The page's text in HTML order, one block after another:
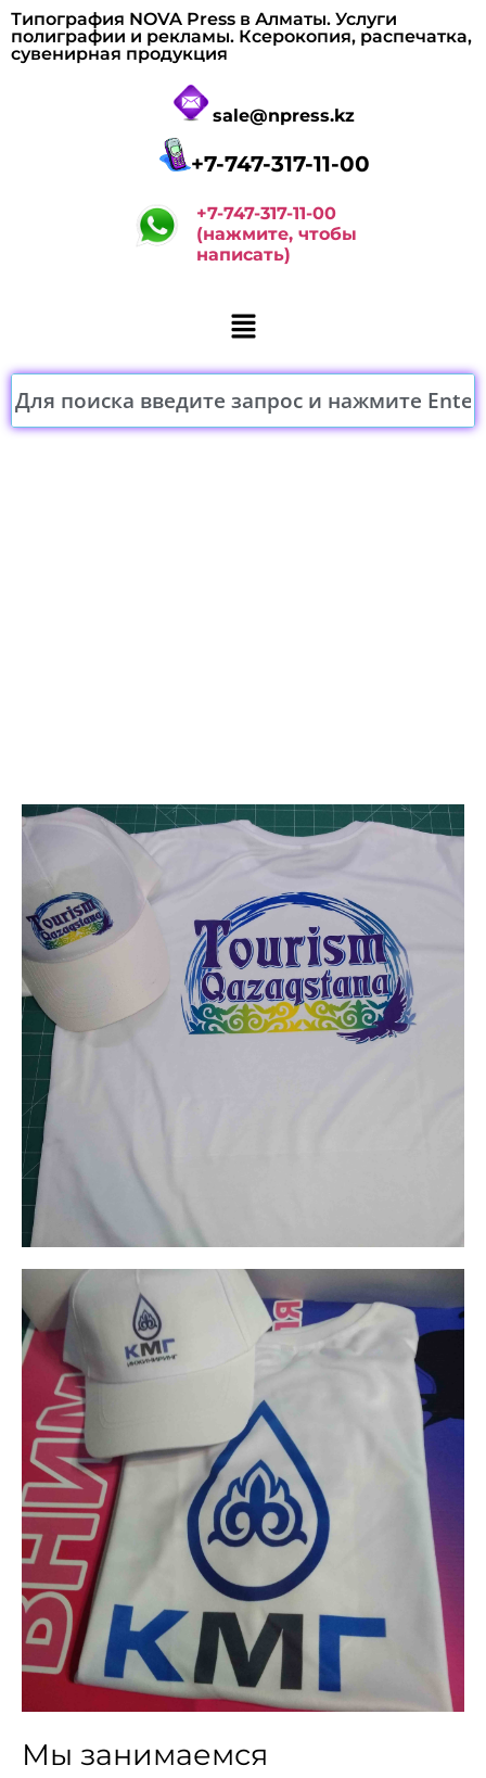
Типография NOVA Press в Алматы. Услуги
полиграфии и рекламы. Ксерокопия, распечатка,
сувенирная продукция
sale@npress.kz
+7-747-317-11-00
+7-747-317-11-00
(нажмите, чтобы
написать)
Мы занимаемся